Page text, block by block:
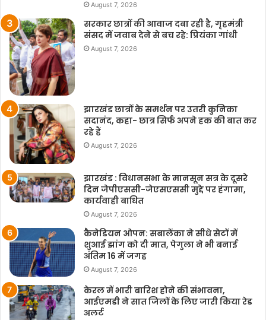
August 7, 2026
सरकार छात्रों की आवाज दबा रही है, गृहमंत्री
संसद में जवाब देने से बच रहे: प्रियंका गांधी
August 7, 2026
झारखंड छात्रों के समर्थन पर उतरी कुनिका
सदानंद, कहा- छात्र सिर्फ अपने हक की बात कर
रहे हैं
August 7, 2026
झारखंड : विधानसभा के मानसून सत्र के दूसरे
दिन जेपीएससी-जेएसएससी मुद्दे पर हंगामा,
कार्यवाही बाधित
August 7, 2026
कैनेडियन ओपन: सबालेंका ने सीधे सेटों में
शुआई झांग को दी मात, पेगुला ने भी बनाई
अंतिम 16 में जगह
August 7, 2026
केरल में भारी बारिश होने की संभावना,
आईएमडी ने सात जिलों के लिए जारी किया रेड
अलर्ट